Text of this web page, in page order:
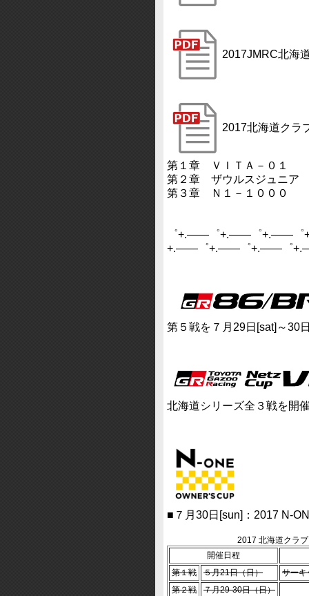
2017JMRC北海
2017北海道クラ
第１章 ＶＩＴＡ－０１
第２章 ザウルスジュニア
第３章 Ｎ１－１０００
゜+.――゜+.――゜+.――
+.――゜+.――゜+.――゜
第５戦を７月29日[sat]～30
北海道シリーズ全３戦を開
■７月30日[sun]：2017 N-
2017 北海道クラ
開催日程
第１戦
５月21日（日）
サー
第２戦
７月29-30日（日）